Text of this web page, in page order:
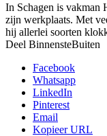
In Schagen is vakman
zijn werkplaats. Met
hij allerlei soorten
Deel BinnensteBuiten
Facebook
Whatsapp
LinkedIn
Pinterest
Email
Kopieer URL